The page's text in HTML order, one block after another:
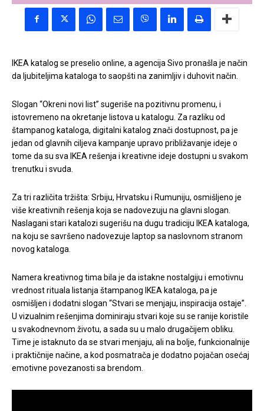
IKEA katalog se preselio online, a agencija Sivo pronašla je način
da ljubiteljima kataloga to saopšti na zanimljiv i duhovit način.
Slogan “Okreni novi list” sugeriše na pozitivnu promenu, i
istovremeno na okretanje listova u katalogu. Za razliku od
štampanog kataloga, digitalni katalog znači dostupnost, pa je
jedan od glavnih ciljeva kampanje upravo približavanje ideje o
tome da su sva IKEA rešenja i kreativne ideje dostupni u svakom
trenutku i svuda.
Za tri različita tržišta: Srbiju, Hrvatsku i Rumuniju, osmišljeno je
više kreativnih rešenja koja se nadovezuju na glavni slogan.
Naslagani stari katalozi sugerišu na dugu tradiciju IKEA kataloga,
na koju se savršeno nadovezuje laptop sa naslovnom stranom
novog kataloga.
Namera kreativnog tima bila je da istakne nostalgiju i emotivnu
vrednost rituala listanja štampanog IKEA kataloga, pa je
osmišljen i dodatni slogan “Stvari se menjaju, inspiracija ostaje”.
U vizualnim rešenjima dominiraju stvari koje su se ranije koristile
u svakodnevnom životu, a sada su u malo drugačijem obliku.
Time je istaknuto da se stvari menjaju, ali na bolje, funkcionalnije
i praktičnije načine, a kod posmatrača je dodatno pojačan osećaj
emotivne povezanosti sa brendom.